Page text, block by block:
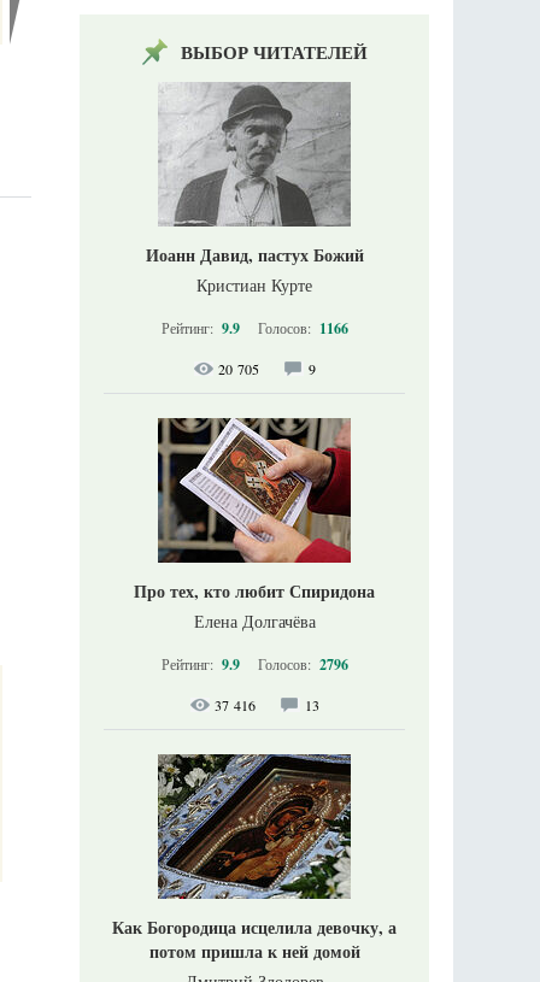
ВЫБОР ЧИТАТЕЛЕЙ
Иоанн Давид, пастух Божий
Кристиан Курте
Рейтинг: 9.9 Голосов: 1166
20 705 9
Про тех, кто любит Спиридона
Елена Долгачёва
Рейтинг: 9.9 Голосов: 2796
37 416 13
Как Богородица исцелила девочку, а
потом пришла к ней домой